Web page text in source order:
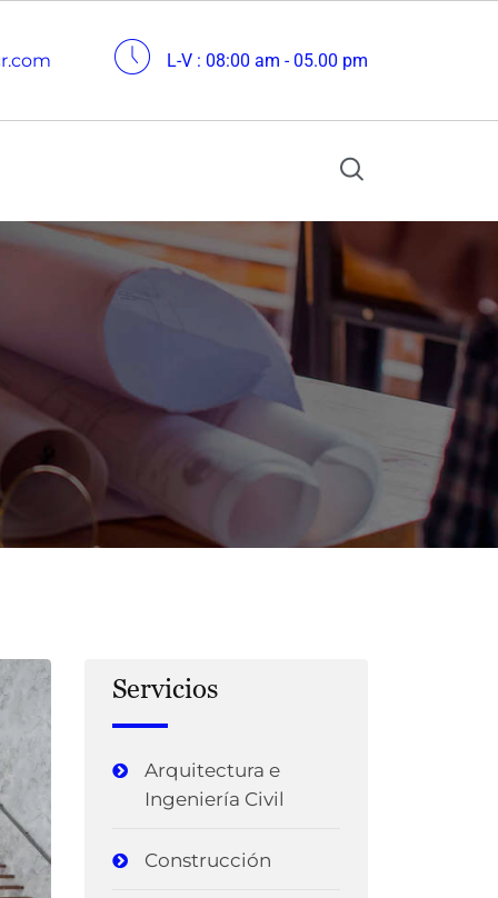
L-V : 08:00 am - 05.00 pm
Servicios
Arquitectura e
Ingeniería Civil
Construcción